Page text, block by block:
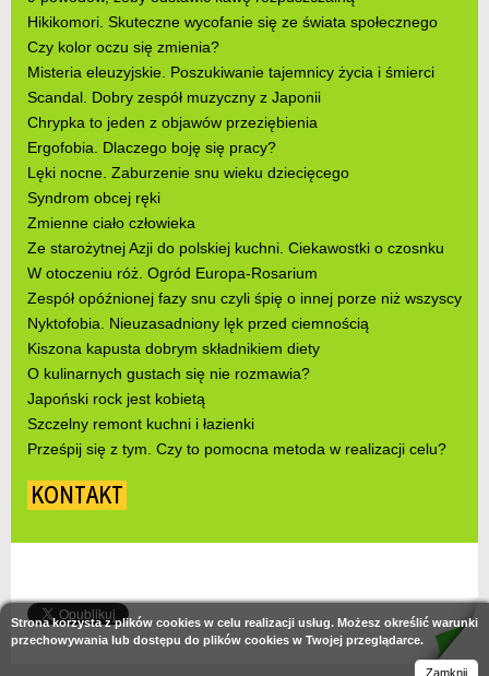
Hikikomori. Skuteczne wycofanie się ze świata społecznego
Czy kolor oczu się zmienia?
Misteria eleuzyjskie. Poszukiwanie tajemnicy życia i śmierci
Scandal. Dobry zespół muzyczny z Japonii
Chrypka to jeden z objawów przeziębienia
Ergofobia. Dlaczego boję się pracy?
Lęki nocne. Zaburzenie snu wieku dziecięcego
Syndrom obcej ręki
Zmienne ciało człowieka
Ze starożytnej Azji do polskiej kuchni. Ciekawostki o czosnku
W otoczeniu róż. Ogród Europa-Rosarium
Zespół opóźnionej fazy snu czyli śpię o innej porze niż wszyscy
Nyktofobia. Nieuzasadniony lęk przed ciemnością
Kiszona kapusta dobrym składnikiem diety
O kulinarnych gustach się nie rozmawia?
Japoński rock jest kobietą
Szczelny remont kuchni i łazienki
Prześpij się z tym. Czy to pomocna metoda w realizacji celu?
KONTAKT
Strona korzysta z plików cookies w celu realizacji usług. Możesz określić warunki
przechowywania lub dostępu do plików cookies w Twojej przeglądarce.
Zamknij